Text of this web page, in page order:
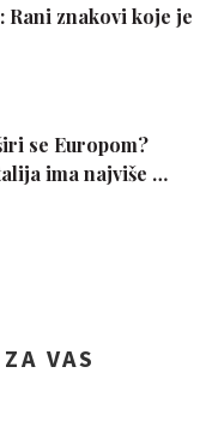
Rani znakovi koje je
se Europom?
ima najviše …